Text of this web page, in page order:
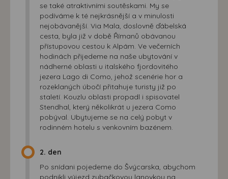
se také atraktivními soutěskami. My se
podíváme k té nejkrásnější a v minulosti
nejobávanější. Via Mala, doslovně ďábelská
cesta, byla již v době Římanů obávanou
přístupovou cestou k Alpám. Ve večerních
hodinách přijedeme na naše ubytování v
nádherné oblasti u italského fjordovitého
jezera Lago di Como, jehož scenérie hor a
rozeklaných úbočí přitahuje turisty již po
staletí. Kouzlu oblasti propadl i spisovatel
Stendhal, který několikrát u jezera Como
pobýval. Ubytujeme se na celý pobyt v
rodinném hotelu s venkovním bazénem.
2. den
Po snídani pojedeme do Švýcarska, abychom
podnikli výjezd zubačkovou lanovkou na